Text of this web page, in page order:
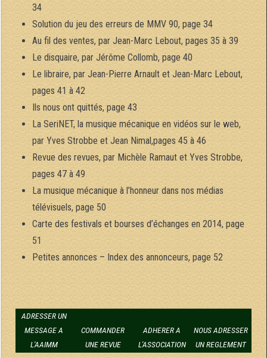
34
Solution du jeu des erreurs de MMV 90, page 34
Au fil des ventes, par Jean-Marc Lebout, pages 35 à 39
Le disquaire, par Jérôme Collomb, page 40
Le libraire, par Jean-Pierre Arnault et Jean-Marc Lebout,
pages 41 à 42
Ils nous ont quittés, page 43
La SeriNET, la musique mécanique en vidéos sur le web,
par Yves Strobbe et Jean Nimal,pages 45 à 46
Revue des revues, par Michèle Ramaut et Yves Strobbe,
pages 47 à 49
La musique mécanique à l’honneur dans nos médias
télévisuels, page 50
Carte des festivals et bourses d’échanges en 2014, page
51
Petites annonces – Index des annonceurs, page 52
ADRESSER UN
MESSAGE A
L'AAIMM
COMMANDER
UNE REVUE
ADHERER A
L'ASSOCIATION
NOUS ADRESSER
UN REGLEMENT